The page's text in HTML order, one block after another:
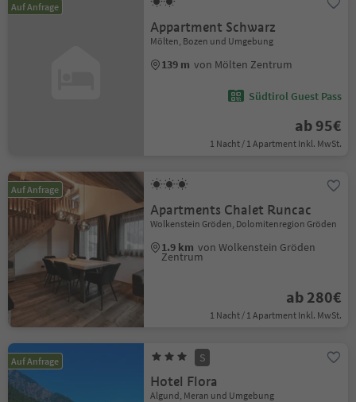
Auf Anfrage
Appartment Schwarz
Mölten, Bozen und Umgebung
139 m von Mölten Zentrum
Südtirol Guest Pass
ab 95€
1 Nacht / 1 Apartment Inkl. MwSt.
Auf Anfrage
Apartments Chalet Runcac
Wolkenstein Gröden, Dolomitenregion Gröden
1.9 km von Wolkenstein Gröden
Zentrum
ab 280€
1 Nacht / 1 Apartment Inkl. MwSt.
Auf Anfrage S
Hotel Flora
Algund, Meran und Umgebung